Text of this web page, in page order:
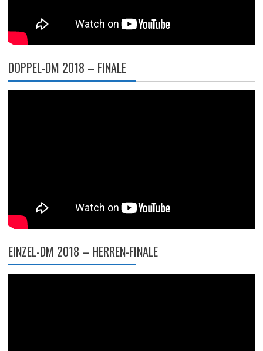
DOPPEL-DM 2018 – FINALE
EINZEL-DM 2018 – HERREN-FINALE